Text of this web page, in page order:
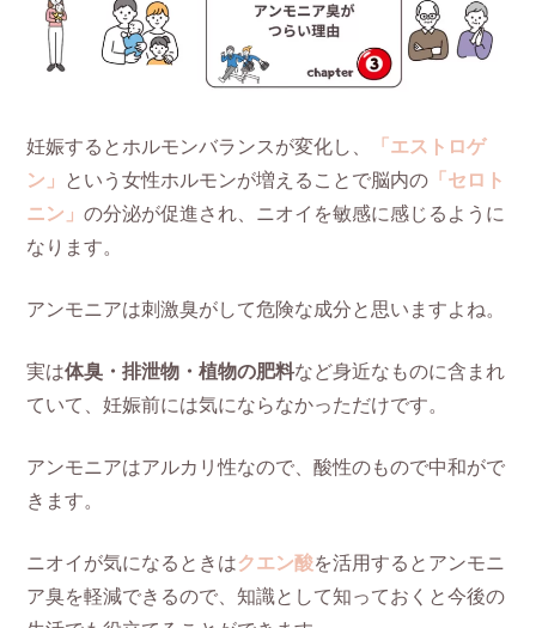
妊娠するとホルモンバランスが変化し、
「エストロゲ
ン」 という女性ホルモンが増えることで脳内の 「セロト
ニン」の分泌が促進され、ニオイを敏感に感じるように
なります。
アンモニアは刺激臭がして危険な成分と思いますよね。
実は体臭・排泄物・植物の肥料など身近なものに含まれ
ていて、妊娠前には気にならなかっただけです。
アンモニアはアルカリ性なので、酸性のもので中和がで
きます。
ニオイが気になるときはクエン酸を活用するとアンモニ
ア臭を軽減できるので、知識として知っておくと今後の